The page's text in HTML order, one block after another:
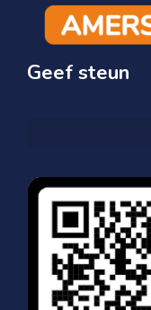
Geef steun